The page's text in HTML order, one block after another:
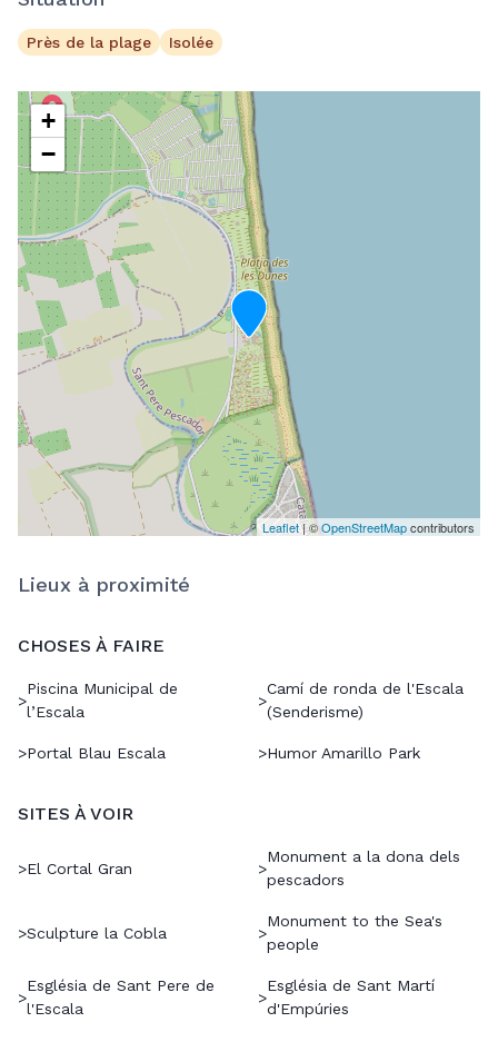
Près de la plage Isolée
+
−
Leaflet| ©OpenStreetMapcontributors
Lieux à proximité
CHOSES À FAIRE
>
Piscina Municipal de
l’Escala
>
Camí de ronda de l'Escala
(Senderisme)
>Portal Blau Escala >Humor Amarillo Park
SITES À VOIR
>El Cortal Gran >
Monument a la dona dels
pescadors
>Sculpture la Cobla >
Monument to the Sea's
people
>
Església de Sant Pere de
l'Escala
>
Església de Sant Martí
d'Empúries